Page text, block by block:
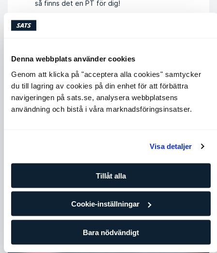
Denna webbplats använder cookies
Genom att klicka på "acceptera alla cookies" samtycker
du till lagring av cookies på din enhet för att förbättra
navigeringen på sats.se, analysera webbplatsens
användning och bistå i våra marknadsföringsinsatser.
Visa detaljer
Tillåt alla
Cookie-inställningar
Bara nödvändigt
så finns det en PT för dig!
LÄS MER OM FÖRDELARNA